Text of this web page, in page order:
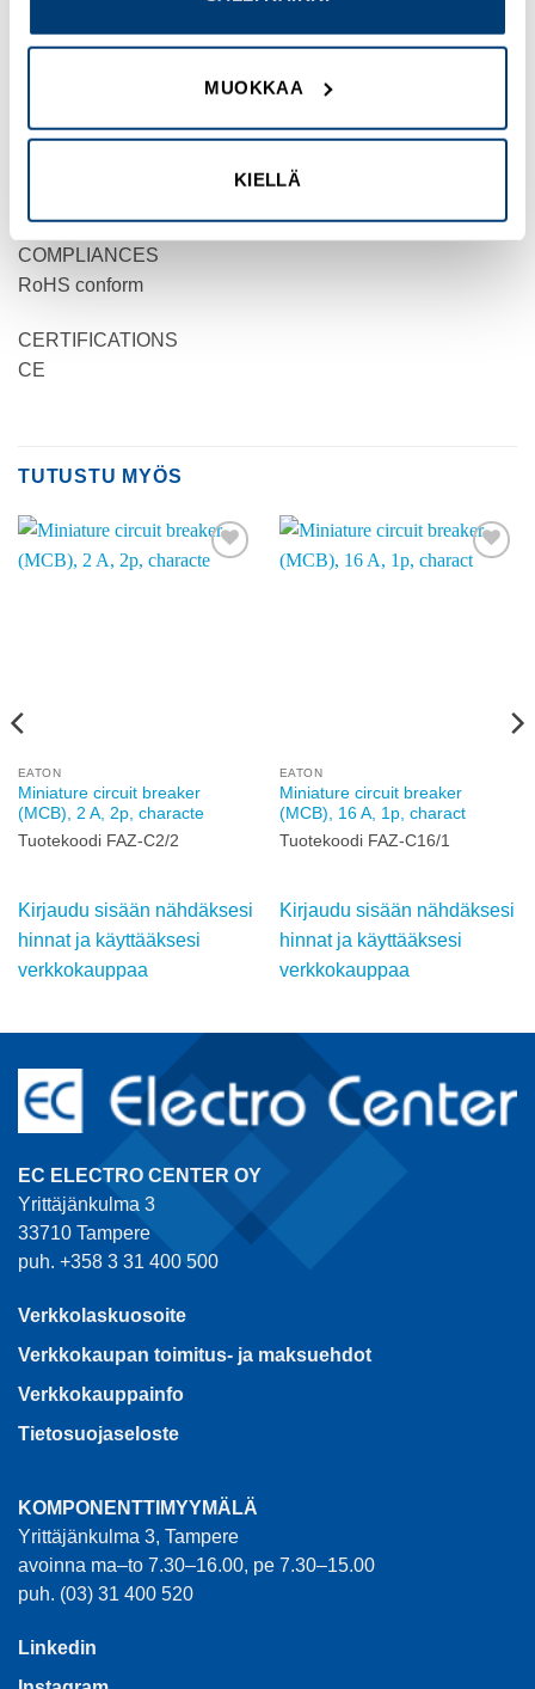
MUOKKAA
KIELLÄ
73 mm
COMPLIANCES
RoHS conform
CERTIFICATIONS
CE
TUTUSTU MYÖS
EATON
Miniature circuit breaker
(MCB), 2 A, 2p, characte
Tuotekoodi FAZ-C2/2
Kirjaudu sisään nähdäksesi
hinnat ja käyttääksesi
verkkokauppaa
EATON
Miniature circuit breaker
(MCB), 16 A, 1p, charact
Tuotekoodi FAZ-C16/1
Kirjaudu sisään nähdäksesi
hinnat ja käyttääksesi
verkkokauppaa
EC ELECTRO CENTER OY
Yrittäjänkulma 3
33710 Tampere
puh. +358 3 31 400 500
Verkkolaskuosoite
Verkkokaupan toimitus- ja maksuehdot
Verkkokauppainfo
Tietosuojaseloste
KOMPONENTTIMYYMÄLÄ
Yrittäjänkulma 3, Tampere
avoinna ma–to 7.30–16.00, pe 7.30–15.00
puh. (03) 31 400 520
Linkedin